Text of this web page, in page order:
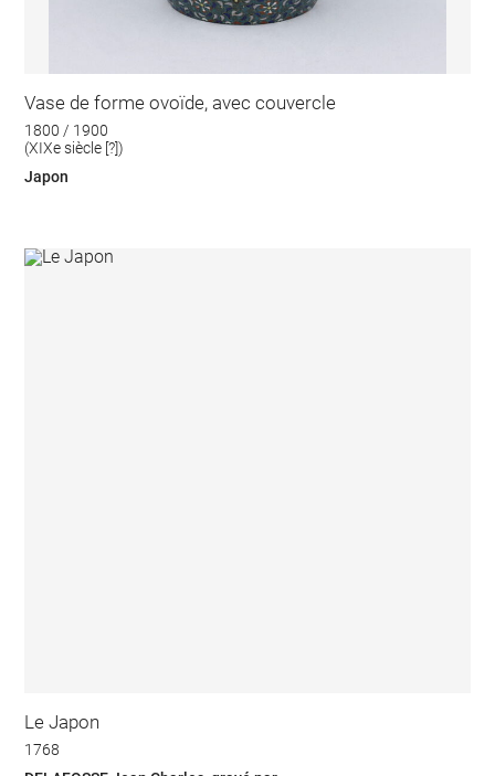
Vase de forme ovoïde, avec couvercle
1800 / 1900
(XIXe siècle [?])
Japon
Le Japon
1768